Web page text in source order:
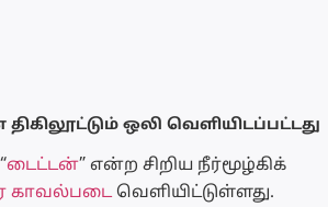
ஒலி வெளியிடப்பட்டது
டைட்டன்” என்ற சிறிய நீர்மூழ்கிக்
காவல்படைவெளியிட்டுள்ளது.